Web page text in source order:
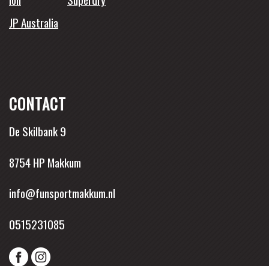
JP Australia
CONTACT
De Skilbank 9
8754 HP Makkum
info@funsportmakkum.nl
0515231085